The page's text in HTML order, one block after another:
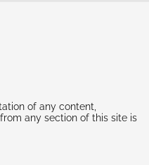
of any content,
any section of this site is